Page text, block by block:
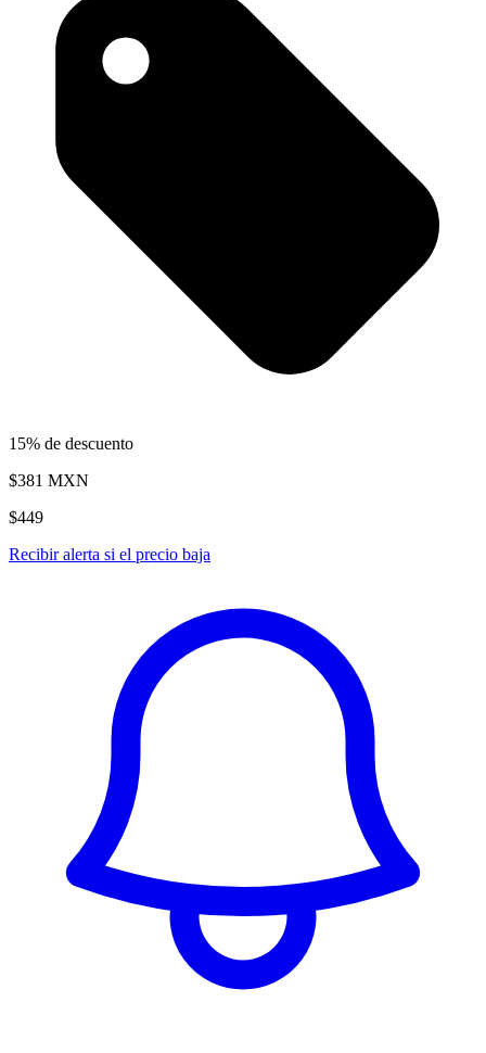
15% de descuento
$381 MXN
$449
Recibir alerta si el precio baja